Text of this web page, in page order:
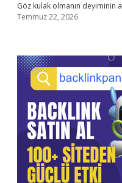
Göz kulak olmanın deyiminin
Temmuz 22, 2026